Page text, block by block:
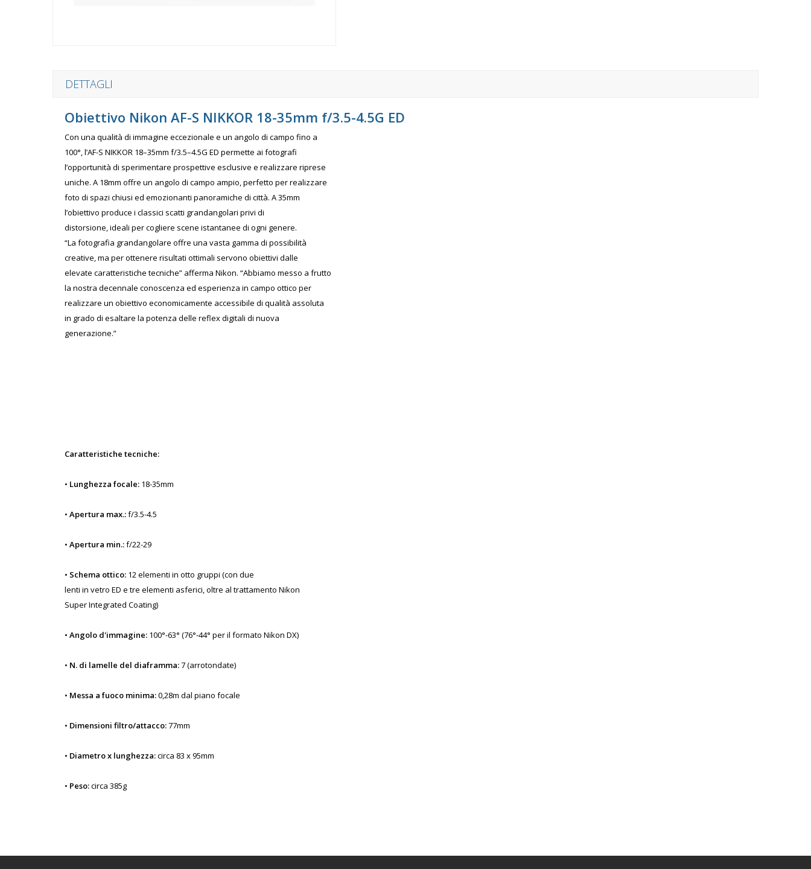
DETTAGLI
Obiettivo Nikon AF-S NIKKOR 18-35mm f/3.5-4.5G ED
Con una qualità di immagine eccezionale e un angolo di campo fino a
100°, l’AF-S NIKKOR 18–35mm f/3.5–4.5G ED permette ai fotografi
l’opportunità di sperimentare prospettive esclusive e realizzare riprese
uniche. A 18mm offre un angolo di campo ampio, perfetto per realizzare
foto di spazi chiusi ed emozionanti panoramiche di città. A 35mm
l’obiettivo produce i classici scatti grandangolari privi di
distorsione, ideali per cogliere scene istantanee di ogni genere.
“La fotografia grandangolare offre una vasta gamma di possibilità
creative, ma per ottenere risultati ottimali servono obiettivi dalle
elevate caratteristiche tecniche” afferma Nikon. “Abbiamo messo a frutto
la nostra decennale conoscenza ed esperienza in campo ottico per
realizzare un obiettivo economicamente accessibile di qualità assoluta
in grado di esaltare la potenza delle reflex digitali di nuova
generazione.”
Caratteristiche tecniche:
• Lunghezza focale: 18-35mm
• Apertura max.:f/3.5-4.5
• Apertura min.:f/22-29
• Schema ottico: 12 elementi in otto gruppi (con due
lenti in vetro ED e tre elementi asferici, oltre al trattamento Nikon
Super Integrated Coating)
• Angolo d'immagine: 100°-63° (76°-44° per il formato Nikon DX)
• N. di lamelle del diaframma:7 (arrotondate)
• Messa a fuoco minima:0,28m dal piano focale
• Dimensioni filtro/attacco:77mm
• Diametro x lunghezza:circa 83 x 95mm
• Peso:circa 385g